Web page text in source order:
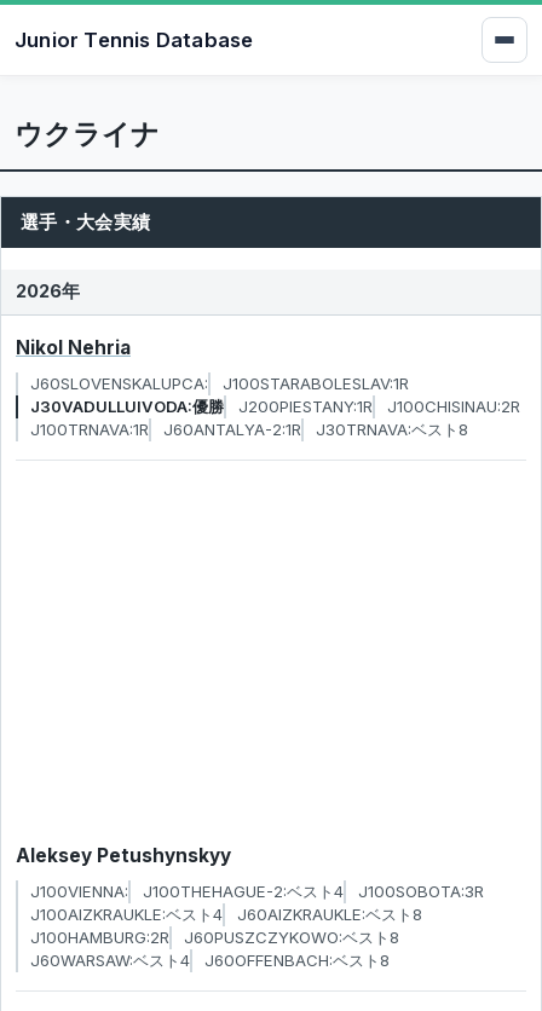
Junior Tennis Database
ウクライナ
選手・大会実績
2026年
Nikol Nehria
J60SLOVENSKALUPCA:
J100STARABOLESLAV:1R
J30VADULLUIVODA:優勝
J200PIESTANY:1R
J100CHISINAU:2R
J100TRNAVA:1R
J60ANTALYA-2:1R J30TRNAVA:ベスト8
Aleksey Petushynskyy
J100VIENNA: J100THEHAGUE-2:ベスト4
J100SOBOTA:3R
J100AIZKRAUKLE:ベスト4
J60AIZKRAUKLE:ベスト8
J100HAMBURG:2R
J60PUSZCZYKOWO:ベスト8
J60WARSAW:ベスト4
J60OFFENBACH:ベスト8